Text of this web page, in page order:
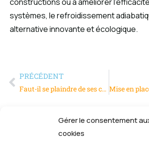
Gérer le consentement
cookies
systèmes, le refroidissement
alternative innovante et écologique.
PRÉCÉDENT
Faut-il se plaindre de ses collègues auprès de sa hiérarchie ?